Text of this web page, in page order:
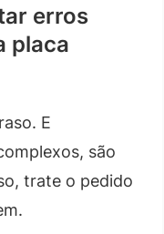
erros
placa
E
são
trate o pedido